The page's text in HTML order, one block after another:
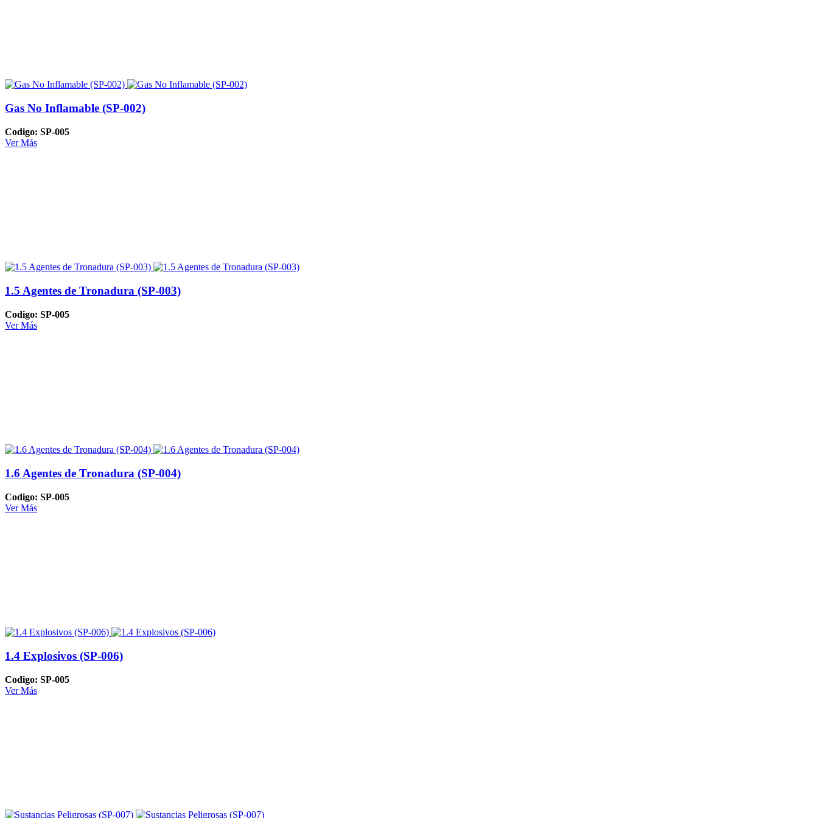
Gas No Inflamable (SP-002)
Codigo: SP-005
Ver Más
1.5 Agentes de Tronadura (SP-003)
Codigo: SP-005
Ver Más
1.6 Agentes de Tronadura (SP-004)
Codigo: SP-005
Ver Más
1.4 Explosivos (SP-006)
Codigo: SP-005
Ver Más